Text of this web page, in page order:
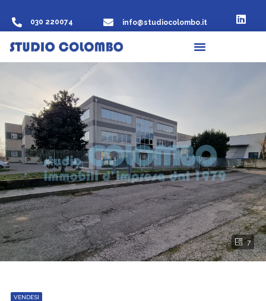
030 220074 info@studiocolombo.it
7
VENDESI